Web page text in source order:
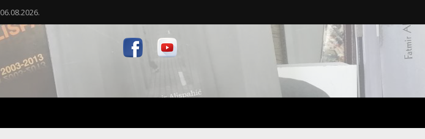
06.08.2026.